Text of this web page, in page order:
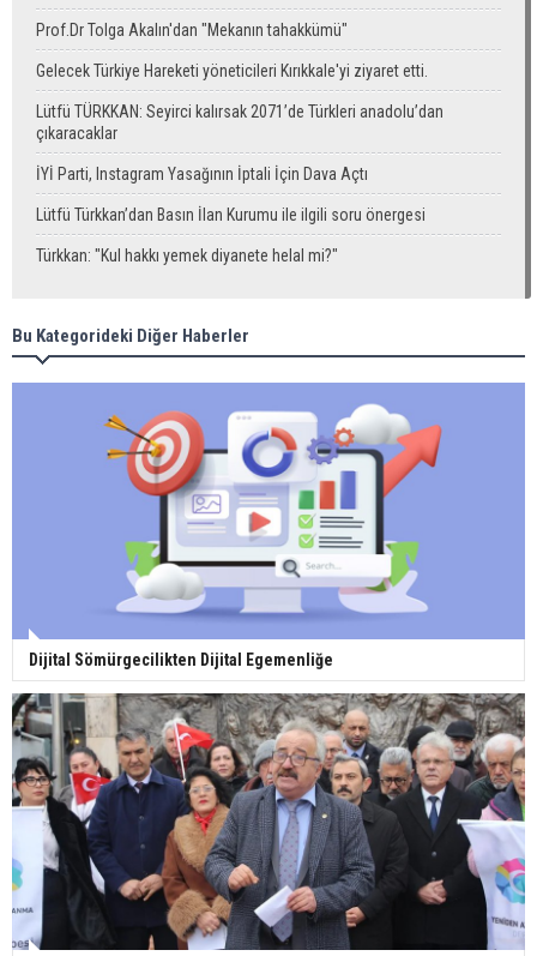
Prof.Dr Tolga Akalın'dan "Mekanın tahakkümü"
Gelecek Türkiye Hareketi yöneticileri Kırıkkale'yi ziyaret etti.
Lütfü TÜRKKAN: Seyirci kalırsak 2071’de Türkleri anadolu’dan
çıkaracaklar
İYİ Parti, Instagram Yasağının İptali İçin Dava Açtı
Lütfü Türkkan’dan Basın İlan Kurumu ile ilgili soru önergesi
Türkkan: "Kul hakkı yemek diyanete helal mi?"
Bu Kategorideki Diğer Haberler
Dijital Sömürgecilikten Dijital Egemenliğe